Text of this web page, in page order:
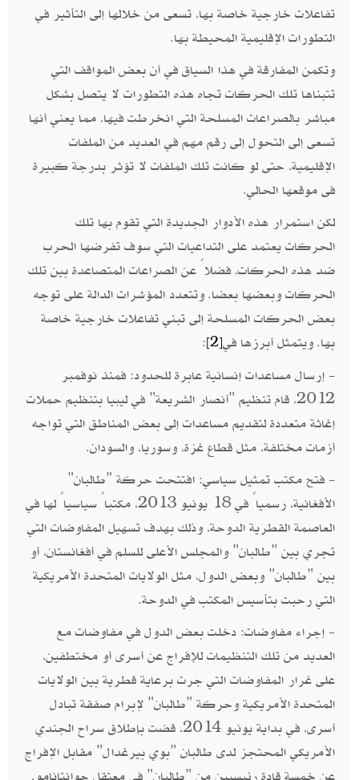
تفاعلات خارجية خاصة بها، تسعى من خلالها إلى التأثير في
التطورات الإقليمية المحيطة بها.
وتكمن المفارقة في هذا السياق في أن بعض المواقف التي
تتبناها تلك الحركات تجاه هذه التطورات لا يتصل بشكل
مباشر بالصراعات المسلحة التي انخرطت فيها، مما يعني أنها
تسعى إلى التحول إلى رقم مهم في العديد من الملفات
الإقليمية، حتى لو كانت تلك الملفات لا تؤثر بدرجة كبيرة
فى موقعها الحالي.
لكن استمرار هذه الأدوار الجديدة التي تقوم بها تلك
الحركات يعتمد على التداعيات التي سوف تفرضها الحرب
ضد هذه الحركات، فضلاً عن الصراعات المتصاعدة بين تلك
الحركات وبعضها بعضا. وتتعدد المؤشرات الدالة على توجه
بعض الحركات المسلحة إلى تبني تفاعلات خارجية خاصة
بها. ويتمثل أبرزها في[2]
:
- إرسال مساعدات إنسانية عابرة للحدود: فمنذ نوفمبر
2012، قام تنظيم "أنصار الشريعة" في ليبيا بتنظيم حملات
إغاثة متعددة لتقديم مساعدات إلى بعض المناطق التي تواجه
أزمات مختلفة، مثل قطاع غزة، وسوريا، والسودان.
- فتح مكتب تمثيل سياسي: افتتحت حركة "طالبان"
الأفغانية، رسمياً في 18 يونيو 2013، مكتباً سياسياً لها في
العاصمة القطرية الدوحة، وذلك بهدف تسهيل المفاوضات التي
تجري بين "طالبان" والمجلس الأعلى للسلم في أفغانستان، أو
بين "طالبان" وبعض الدول، مثل الولايات المتحدة الأمريكية
التي رحبت بتأسيس المكتب في الدوحة.
- إجراء مفاوضات: دخلت بعض الدول في مفاوضات مع
العديد من تلك التنظيمات للإفراج عن أسرى أو مختطفين،
على غرار المفاوضات التي جرت برعاية قطرية بين الولايات
المتحدة الأمريكية وحركة "طالبان" لإبرام صفقة تبادل
أسرى، في بداية يونيو 2014، قضت بإطلاق سراح الجندي
الأمريكي المحتجز لدى طالبان "بوي بيرغدال" مقابل الإفراج
عن خمسة قادة رئيسيين من "طالبان" في معتقل جوانتانامو.